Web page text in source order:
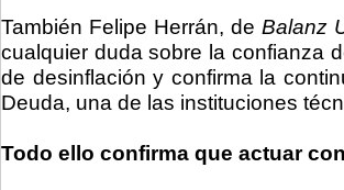
También Felipe Herrán, de Balanz
cualquier duda sobre la confianza
de desinflación y confirma la
Deuda, una de las instituciones
Todo ello confirma que actuar